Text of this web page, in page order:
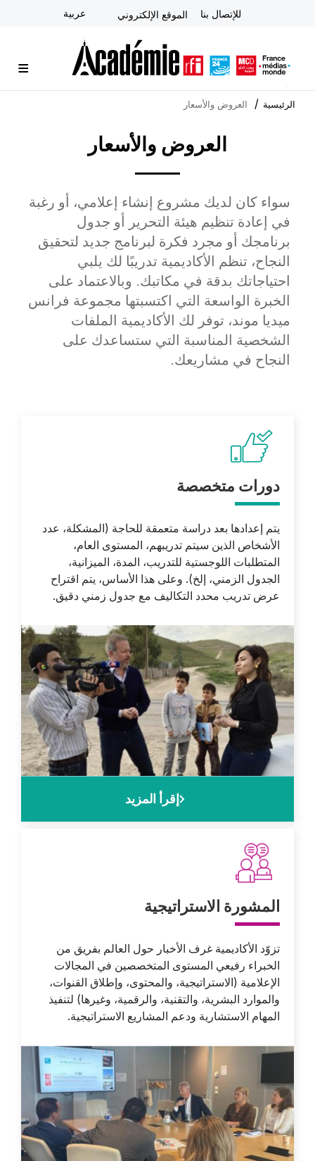
تجاوز
إلى
المحتوى
الرئيسي
للإتصال بنا الموقع الإلكتروني عربية
دورات متخصصة
المشورة الاستراتيجية
التعلم الإلكتروني عن بُعد
الأكاديمية
آخر المستجدات
النشرة الإخباريةالرئيسية العروض والأسعار
العروض والأسعار
Accroche
سواء كان لديك مشروع إنشاء إعلامي، أو رغبة
في إعادة تنظيم هيئة التحرير أو جدول
برنامجك أو مجرد فكرة لبرنامج جديد لتحقيق
النجاح، تنظم الأكاديمية تدريبًا لك يلبي
احتياجاتك بدقة في مكاتبك. وبالاعتماد على
الخبرة الواسعة التي اكتسبتها مجموعة فرانس
ميديا ​​موند، توفر لك الأكاديمية الملفات
الشخصية المناسبة التي ستساعدك على
النجاح في مشاريعك.
Picto
Titre
دورات متخصصة
Description
يتم إعدادها بعد دراسة متعمقة للحاجة (المشكلة، عدد
الأشخاص الذين سيتم تدريبهم، المستوى العام،
المتطلبات اللوجستية للتدريب، المدة، الميزانية،
الجدول الزمني، إلخ). وعلى هذا الأساس، يتم اقتراح
عرض تدريب محدد التكاليف مع جدول زمني دقيق.
إقرأ المزيد
Picto
Titre
المشورة الاستراتيجية
Description
تزوّد الأكاديمية غرف الأخبار حول العالم بفريق من
الخبراء رفيعي المستوى المتخصصين في المجالات
الإعلامية (الاستراتيجية، والمحتوى، وإطلاق القنوات،
والموارد البشرية، والتقنية، والرقمية، وغيرها) لتنفيذ
المهام الاستشارية ودعم المشاريع الاستراتيجية.
Image